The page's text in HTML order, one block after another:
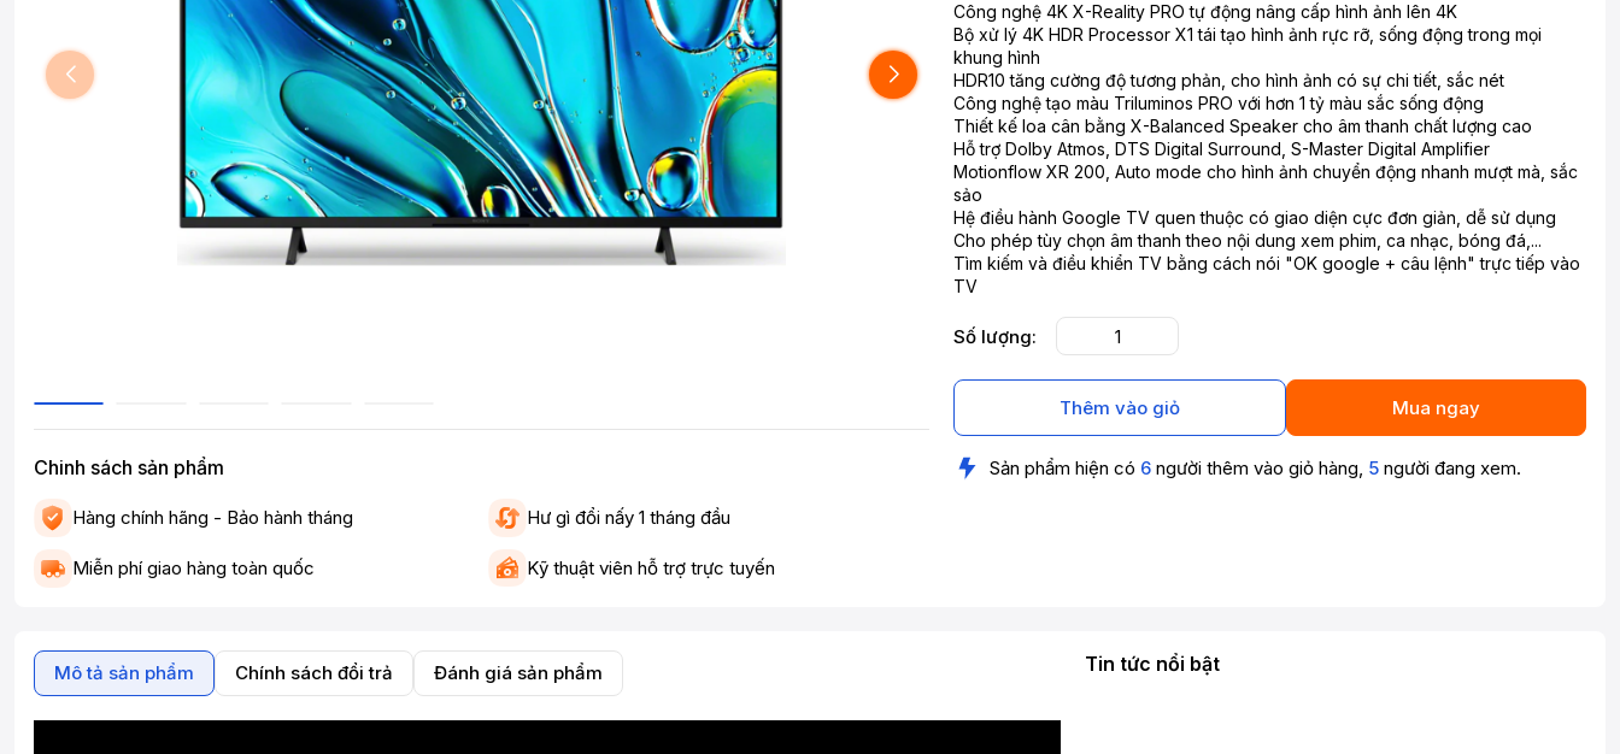
Chinh sách sản phẩm
Hàng chính hãng - Bảo hành tháng Hư gì đổi nấy 1 tháng đầu
Miễn phí giao hàng toàn quốc Kỹ thuật viên hỗ trợ trực tuyến
Công nghệ 4K X-Reality PRO tự động nâng cấp hình ảnh lên 4K
Bộ xử lý 4K HDR Processor X1 tái tạo hình ảnh rực rỡ, sống động trong mọi
khung hình
HDR10 tăng cường độ tương phản, cho hình ảnh có sự chi tiết, sắc nét
Công nghệ tạo màu Triluminos PRO với hơn 1 tỷ màu sắc sống động
Thiết kế loa cân bằng X-Balanced Speaker cho âm thanh chất lượng cao
Hỗ trợ Dolby Atmos, DTS Digital Surround, S-Master Digital Amplifier
Motionflow XR 200, Auto mode cho hình ảnh chuyển động nhanh mượt mà, sắc
sảo
Hệ điều hành Google TV quen thuộc có giao diện cực đơn giản, dễ sử dụng
Cho phép tùy chọn âm thanh theo nội dung xem phim, ca nhạc, bóng đá,...
Tìm kiếm và điều khiển TV bằng cách nói "OK google + câu lệnh" trực tiếp vào
TV
Số lượng:
Thêm vào giỏ Mua ngay
Sản phẩm hiện có 6 người thêm vào giỏ hàng, 5 người đang xem.
Mô tả sản phẩm Chính sách đổi trả Đánh giá sản phẩm Tin tức nổi bật